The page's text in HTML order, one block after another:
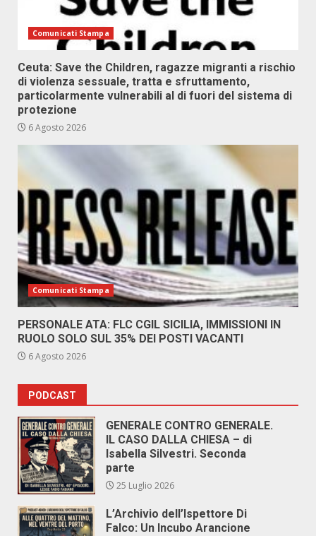
Comunicati Stampa
Ceuta: Save the Children, ragazze migranti a rischio
di violenza sessuale, tratta e sfruttamento,
particolarmente vulnerabili al di fuori del sistema di
protezione
6 Agosto 2026
Comunicati Stampa
PERSONALE ATA: FLC CGIL SICILIA, IMMISSIONI IN
RUOLO SOLO SUL 35% DEI POSTI VACANTI
6 Agosto 2026
PODCAST
GENERALE CONTRO GENERALE.
IL CASO DALLA CHIESA – di
Isabella Silvestri. Seconda
parte
25 Luglio 2026
L’Archivio dell’Ispettore Di
Falco: Un Incubo Arancione